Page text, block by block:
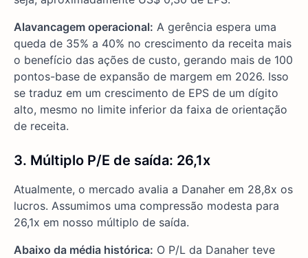
Alavancagem operacional: A gerência espera uma
queda de 35% a 40% no crescimento da receita mais
o benefício das ações de custo, gerando mais de 100
pontos-base de expansão de margem em 2026. Isso
se traduz em um crescimento de EPS de um dígito
alto, mesmo no limite inferior da faixa de orientação
de receita.
3. Múltiplo P/E de saída: 26,1x
Atualmente, o mercado avalia a Danaher em 28,8x os
lucros. Assumimos uma compressão modesta para
26,1x em nosso múltiplo de saída.
Abaixo da média histórica: O P/L da Danaher teve